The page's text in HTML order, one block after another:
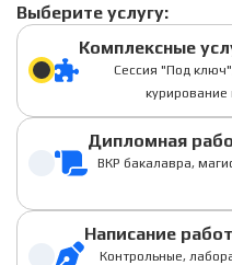
Выберите услугу:
Комплексные
Сессия "Под
курирование
Дипломная
ВКР бакалавра,
Написание работ
Контрольные,